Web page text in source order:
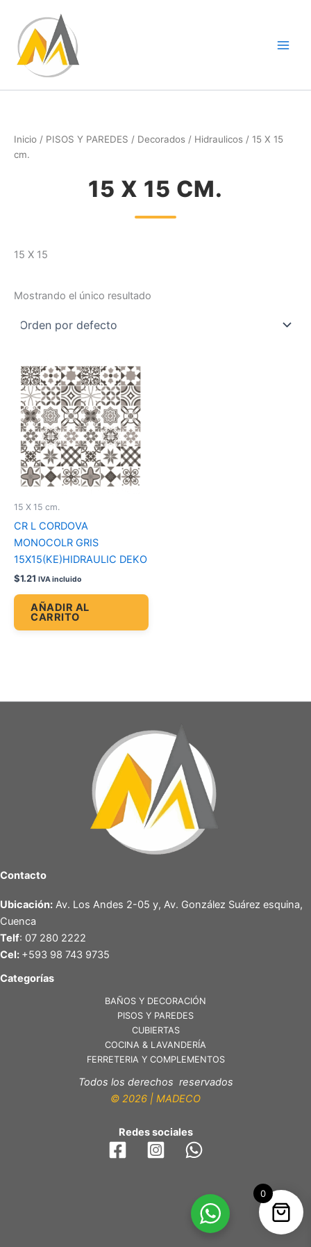
contenido
Inicio / PISOS Y PAREDES / Decorados / Hidraulicos / 15 X 15
cm.
15 X 15 CM.
15 X 15
Mostrando el único resultado
15 X 15 cm.
CR L CORDOVA
MONOCOLR GRIS
15X15(KE)HIDRAULIC DEKO
$1.21 IVA incluido
AÑADIR AL
CARRITO
Contacto
Ubicación: Av. Los Andes 2-05 y, Av. González Suárez esquina,
Cuenca
Telf: 07 280 2222
Cel: +593 98 743 9735
Categorías
BAÑOS Y DECORACIÓN
PISOS Y PAREDES
CUBIERTAS
COCINA & LAVANDERÍA
FERRETERIA Y COMPLEMENTOS
Todos los derechos reservados
© 2026 | MADECO
Redes sociales
0